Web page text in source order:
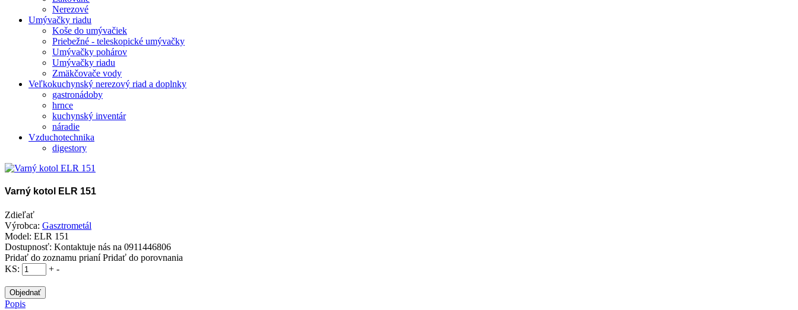
Nerezové
Umývačky riadu
Koše do umývačiek
Priebežné - teleskopické umývačky
Umývačky pohárov
Umývačky riadu
Zmäkčovače vody
Veľkokuchynský nerezový riad a doplnky
gastronádoby
hrnce
kuchynský inventár
náradie
Vzduchotechnika
digestory
Varný kotol ELR 151
Zdieľať
Výrobca: Gasztrometál
Model: ELR 151
Dostupnosť: Kontaktuje nás na 0911446806
Pridať do zoznamu prianí Pridať do porovnania
KS:
+ -
Popis